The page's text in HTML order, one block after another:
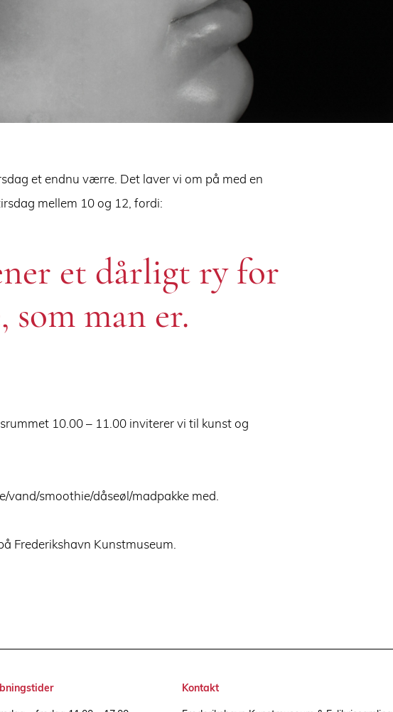
et endnu værre. Det laver vi om på med en
mellem 10 og 12, fordi:
et dårligt ry for
man er.
10.00 – 11.00 inviterer vi til kunst og
vand/smoothie/dåseøl/madpakke med.
Frederikshavn Kunstmuseum.
Kontakt